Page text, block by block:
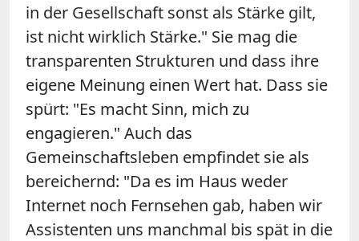
in der Gesellschaft sonst als Stärke gilt,
ist nicht wirklich Stärke." Sie mag die
transparenten Strukturen und dass ihre
eigene Meinung einen Wert hat. Dass sie
spürt: "Es macht Sinn, mich zu
engagieren." Auch das
Gemeinschaftsleben empfindet sie als
bereichernd: "Da es im Haus weder
Internet noch Fernsehen gab, haben wir
Assistenten uns manchmal bis spät in die